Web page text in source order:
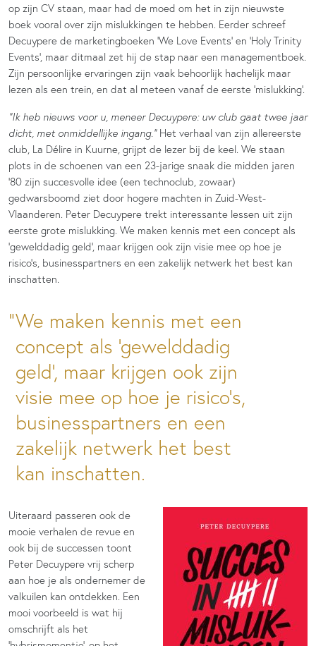
op zijn CV staan, maar had de moed om het in zijn nieuwste
boek vooral over zijn mislukkingen te hebben. Eerder schreef
Decuypere de marketingboeken ‘We Love Events’ en ‘Holy Trinity
Events’, maar ditmaal zet hij de stap naar een managementboek.
Zijn persoonlijke ervaringen zijn vaak behoorlijk hachelijk maar
lezen als een trein, en dat al meteen vanaf de eerste ‘mislukking’.
“Ik heb nieuws voor u, meneer Decuypere: uw club gaat twee jaar
dicht, met onmiddellijke ingang.”Het verhaal van zijn allereerste
club, La Délire in Kuurne, grijpt de lezer bij de keel. We staan
plots in de schoenen van een 23-jarige snaak die midden jaren
’80 zijn succesvolle idee (een technoclub, zowaar)
gedwarsboomd ziet door hogere machten in Zuid-West-
Vlaanderen. Peter Decuypere trekt interessante lessen uit zijn
eerste grote mislukking. We maken kennis met een concept als
‘gewelddadig geld’, maar krijgen ook zijn visie mee op hoe je
risico’s, businesspartners en een zakelijk netwerk het best kan
inschatten.
We maken kennis met een
concept als ‘gewelddadig
geld’, maar krijgen ook zijn
visie mee op hoe je risico’s,
businesspartners en een
zakelijk netwerk het best
kan inschatten.
Uiteraard passeren ook de
mooie verhalen de revue en
ook bij de successen toont
Peter Decuypere vrij scherp
aan hoe je als ondernemer de
valkuilen kan ontdekken. Een
mooi voorbeeld is wat hij
omschrijft als het